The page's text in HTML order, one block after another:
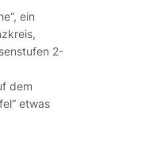
ein
2-
dem
etwas